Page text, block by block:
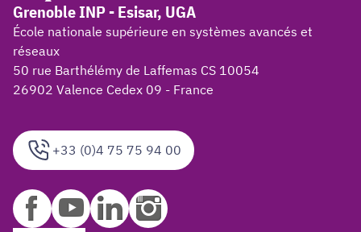
+33 (0)4 75 75 94 00
Grenoble INP - Esisar, UGA
École nationale supérieure en systèmes avancés et
réseaux
50 rue Barthélémy de Laffemas CS 10054
26902 Valence Cedex 09 - France